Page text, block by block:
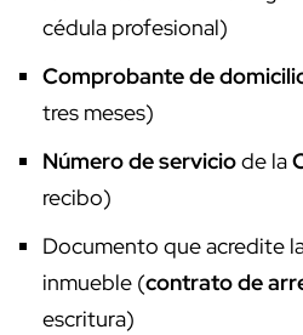
cédula profesional)
Comprobante de
tres meses)
Número de serviciode la
recibo)
Documento que acredite
inmueble (contrato de
escritura)